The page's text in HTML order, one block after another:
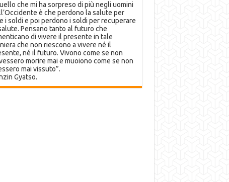
che mi ha sorpreso di più negli uomini
è che perdono la salute per
i soldi e poi perdono i soldi per recuperare
Pensano tanto al futuro che
di vivere il presente in tale
che non riescono a vivere né il
né il futuro. Vivono come se non
morire mai e muoiono come se non
mai vissuto”.
Gyatso.